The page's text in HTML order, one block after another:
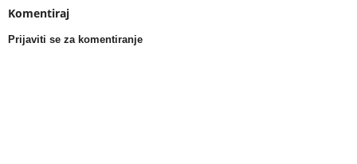
Komentiraj
Prijaviti se za komentiranje